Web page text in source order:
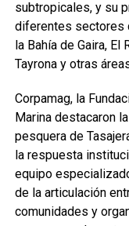
subtropicales, y su
diferentes sectores
la Bahía de Gaira, El
Tayrona y otras
Corpamag, la
Marina destacaron
pesquera de
la respuesta
equipo
de la articulación
comunidades y